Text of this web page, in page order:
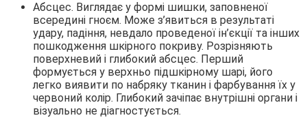
Абсцес. Виглядає у формі шишки, заповненої
всередині гноєм. Може з’явиться в результаті
удару, падіння, невдало проведеної ін’єкції та інших
пошкодження шкірного покриву. Розрізняють
поверхневий і глибокий абсцес. Перший
формується у верхньо підшкірному шарі, його
легко виявити по набряку тканин і фарбування їх у
червоний колір. Глибокий зачіпає внутрішні органи і
візуально не діагностується.